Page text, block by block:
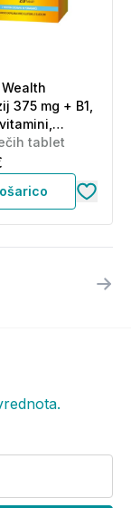
375 mg + B1,
(20
tablet